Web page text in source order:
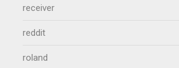
receiver
reddit
roland